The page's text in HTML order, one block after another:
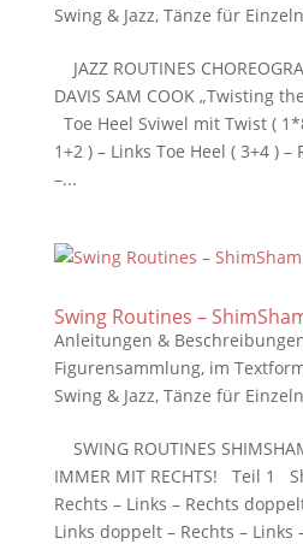
Swing & Jazz, Tänze für
JAZZ ROUTINES
DAVIS SAM COOK „Twisting
Toe Heel Sviwel mit Twist (
1+2 ) – Links Toe Heel ( 3+4 ) –
–...
Swing Routines –
Anleitungen &
Figurensammlung, im
Swing & Jazz, Tänze für
SWING ROUTINES
IMMER MIT RECHTS! Teil 1
Rechts – Links – Rechts
Links doppelt – Rechts – Links